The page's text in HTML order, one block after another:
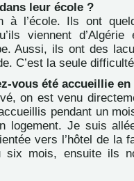
leur école ?
à l’école. Ils ont
viennent
Aussi, ils ont des
C’est la seule
vous été accueillie en
on est venu
pendant un
logement. Je suis
vers l’hôtel de la
six mois, ensuite ils